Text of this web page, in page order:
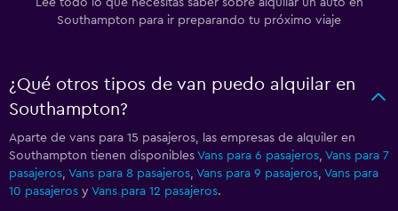
Lee todo lo que necesitas saber sobre alquilar un auto en
Southampton para ir preparando tu próximo viaje
¿Qué otros tipos de van puedo alquilar en
Southampton?
Aparte de vans para 15 pasajeros, las empresas de alquiler en
Southampton tienen disponibles Vans para 6 pasajeros, Vans para 7
pasajeros, Vans para 8 pasajeros, Vans para 9 pasajeros, Vans para
10 pasajeros y Vans para 12 pasajeros.